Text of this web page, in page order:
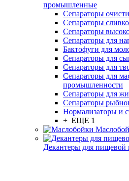
промышленные
Сепараторы
Сепараторы
Сепараторы
Сепараторы для
Бактофуги для
Сепараторы для
Сепараторы для
Сепараторы для
промышленности
Сепараторы для
Сепараторы
Нормализаторы и
+ ЕЩЕ 1
Декантеры для